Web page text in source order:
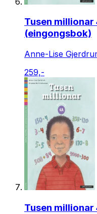
Tusen
(eingongsbok)
Anne-Lise
259,-
Tusen millionar